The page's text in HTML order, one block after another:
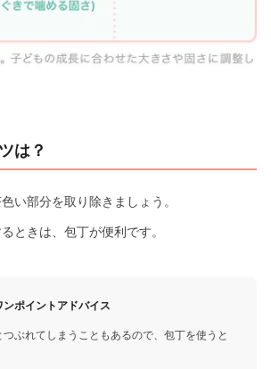
は？
い部分を取り除きましょう。
ときは、包丁が便利です。
ポイントアドバイス
ぶれてしまうこともあるので、包丁を使うと